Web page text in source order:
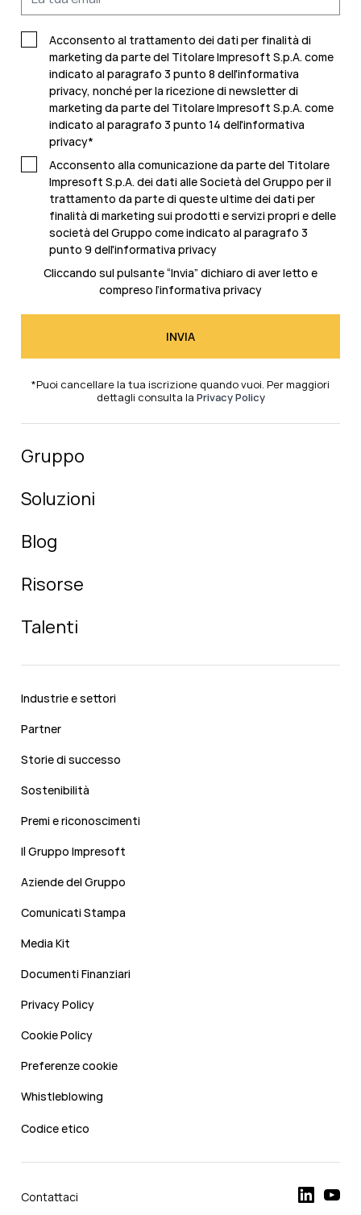
Acconsento al trattamento dei dati per finalità di
marketing da parte del Titolare Impresoft S.p.A. come
indicato al paragrafo 3 punto 8 dell'informativa
privacy, nonché per la ricezione di newsletter di
marketing da parte del Titolare Impresoft S.p.A. come
indicato al paragrafo 3 punto 14 dell'informativa
privacy*
Acconsento alla comunicazione da parte del Titolare
Impresoft S.p.A. dei dati alle Società del Gruppo per il
trattamento da parte di queste ultime dei dati per
finalità di marketing sui prodotti e servizi propri e delle
società del Gruppo come indicato al paragrafo 3
punto 9 dell'informativa privacy
Cliccando sul pulsante “Invia” dichiaro di aver letto e
compreso l’informativa privacy
*Puoi cancellare la tua iscrizione quando vuoi. Per maggiori
dettagli consulta la Privacy Policy
Gruppo
Soluzioni
Blog
Risorse
Talenti
Industrie e settori
Partner
Storie di successo
Sostenibilità
Premi e riconoscimenti
Il Gruppo Impresoft
Aziende del Gruppo
Comunicati Stampa
Media Kit
Documenti Finanziari
Privacy Policy
Cookie Policy
Preferenze cookie
Whistleblowing
Codice etico
Contattaci